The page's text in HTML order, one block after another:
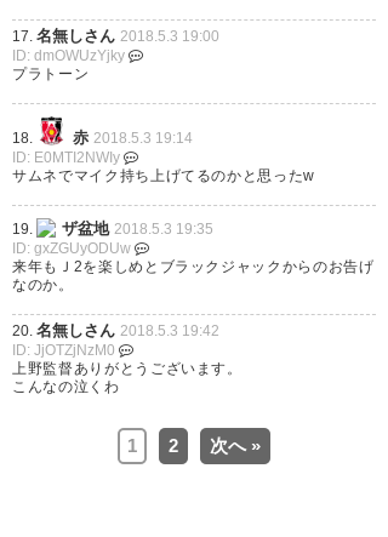
いやー、激しい戦いだった。上
野さん手強いかったーやはり古
巣戦気合いが見れました。レノ
ファよく同点にさせた❗次に、繋
がる引き分けだった。 両方とも
に。 #レノファ #renofa
— ケント (matatabioil)2018, 5
月 3
弱い…これは本当に弱いと言わ
17. 名無しさん 2018.5.3 19:00
ID: dmOWUzYjky
プラトーン
18. 赤 2018.5.3 19:14
ID: E0MTI2NWIy
サムネでマイク持ち上げてるのかと思ったw
19. ザ盆地 2018.5.3 19:35
ID: gxZGUyODUw
来年もＪ2を楽しめとブラックジャックからのお告げ
なのか。
20. 名無しさん 2018.5.3 19:42
ID: JjOTZjNzM0
上野監督ありがとうございます。
こんなの泣くわ
1 2 次へ »